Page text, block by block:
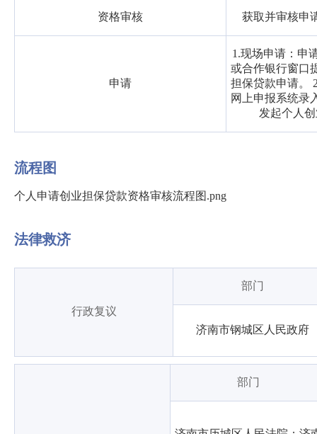
资格审核 获取并审核申
申请
1.现场申请：申
或合作银行窗口
担保贷款申请。
网上申报系统录
发起个人
流程图
个人申请创业担保贷款资格审核流程图.png
法律救济
行政复议
部门
济南市钢城区人民政府
部门